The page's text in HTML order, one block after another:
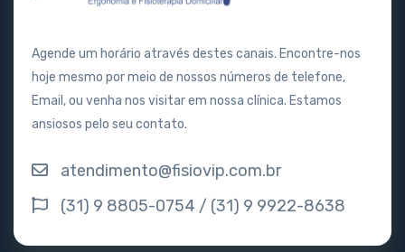
Agende um horário através destes canais. Encontre-nos
hoje mesmo por meio de nossos números de telefone,
Email, ou venha nos visitar em nossa clínica. Estamos
ansiosos pelo seu contato.
atendimento@fisiovip.com.br
(31) 9 8805-0754 / (31) 9 9922-8638